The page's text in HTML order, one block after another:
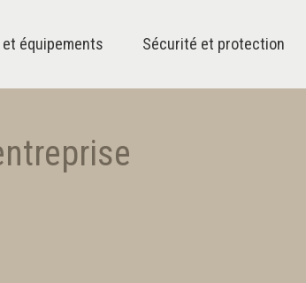
équipements Sécurité et protection